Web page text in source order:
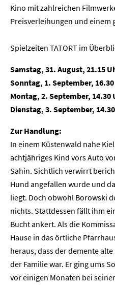
Kino mit zahlreichen
Preisverleihungen und einem
Spielzeiten TATORT im
Samstag, 31. August, 21.15
Sonntag, 1. September,
Montag, 2. September, 14.30
Dienstag, 3. September,
Zur Handlung:
In einem Küstenwald nahe
achtjähriges Kind vors Auto
Sahin. Sichtlich verwirrt
Hund angefallen wurde und
liegt. Doch obwohl Borowski
nichts. Stattdessen fällt ihm
Bucht ankert. Als die
Hause in das örtliche
heraus, dass der demente
der Familie war. Er ging ums
vor einigen Monaten bei